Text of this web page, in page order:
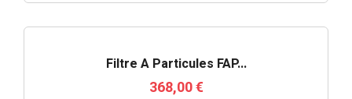
Filtre À Particules FAP...
368,00 €